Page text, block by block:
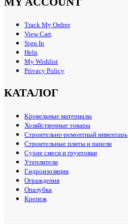
Track My Ordrer
View Cart
Sign In
Help
My Wishlist
Privacy Policy
КАТАЛОГ
Кровельные материалы
Хозяйственные товары
Строительно-ремонтный инвентарь
Строительные плиты и панели
Сухие смеси и грунтовки
Утеплители
Гидроизоляция
Ограждения
Опалубка
Крепеж